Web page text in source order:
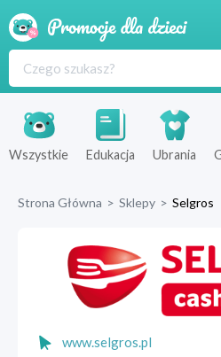
Produkty
Sklepy
Wszystkie Edukacja Ubrania
Strona Główna > Sklepy > Selgros
www.selgros.pl